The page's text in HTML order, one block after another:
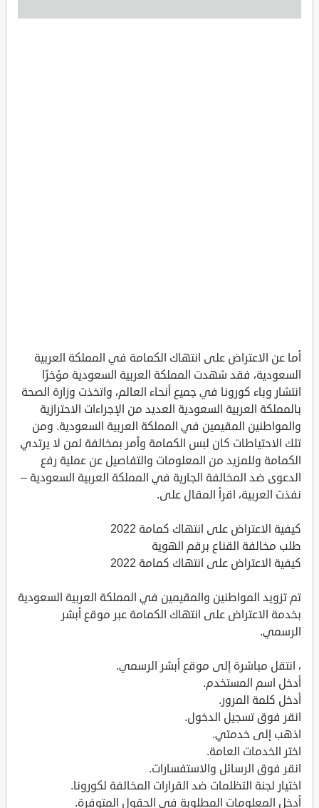
أما عن الاعتراض على انتهاك الكمامة في المملكة العربية
السعودية، فقد شهدت المملكة العربية السعودية مؤخرًا
انتشار وباء كورونا في جميع أنحاء العالم، واتخذت وزارة الصحة
بالمملكة العربية السعودية العديد من الإجراءات الاحترازية
والمواطنين المقيمين في المملكة العربية السعودية. ومن
تلك الاحتياطات كان لبس الكمامة وأمر بمخالفة لمن لا يرتدي
الكمامة وللمزيد من المعلومات والتفاصيل عن عملية رفع
الدعوى ضد المخالفة الجارية في المملكة العربية السعودية –
نفذت العربية، اقرأ المقال على.
كيفية الاعتراض على انتهاك كمامة 2022
طلب مخالفة القناع برقم الهوية
كيفية الاعتراض على انتهاك كمامة 2022
تم تزويد المواطنين والمقيمين في المملكة العربية السعودية
بخدمة الاعتراض على انتهاك الكمامة عبر موقع أبشر
الرسمي.
، انتقل مباشرة إلى موقع أبشر الرسمي.
أدخل اسم المستخدم.
أدخل كلمة المرور.
انقر فوق تسجيل الدخول.
اذهب إلى خدمتي.
اختر الخدمات العامة.
انقر فوق الرسائل والاستفسارات.
اختيار لجنة التظلمات ضد القرارات المخالفة لكورونا.
أدخل المعلومات المطلوبة في الحقول المتوفرة.